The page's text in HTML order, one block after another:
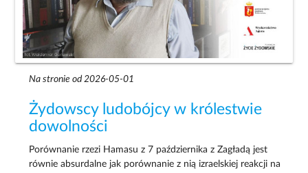
Na stronie od 2026-05-01
Żydowscy ludobójcy w królestwie
dowolności
Porównanie rzezi Hamasu z 7 października z Zagładą jest
równie absurdalne jak porównanie z nią izraelskiej reakcji na